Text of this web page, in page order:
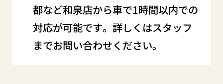
都など和泉店から車で1時間以内での
対応が可能です。詳しくはスタッフ
までお問い合わせください。